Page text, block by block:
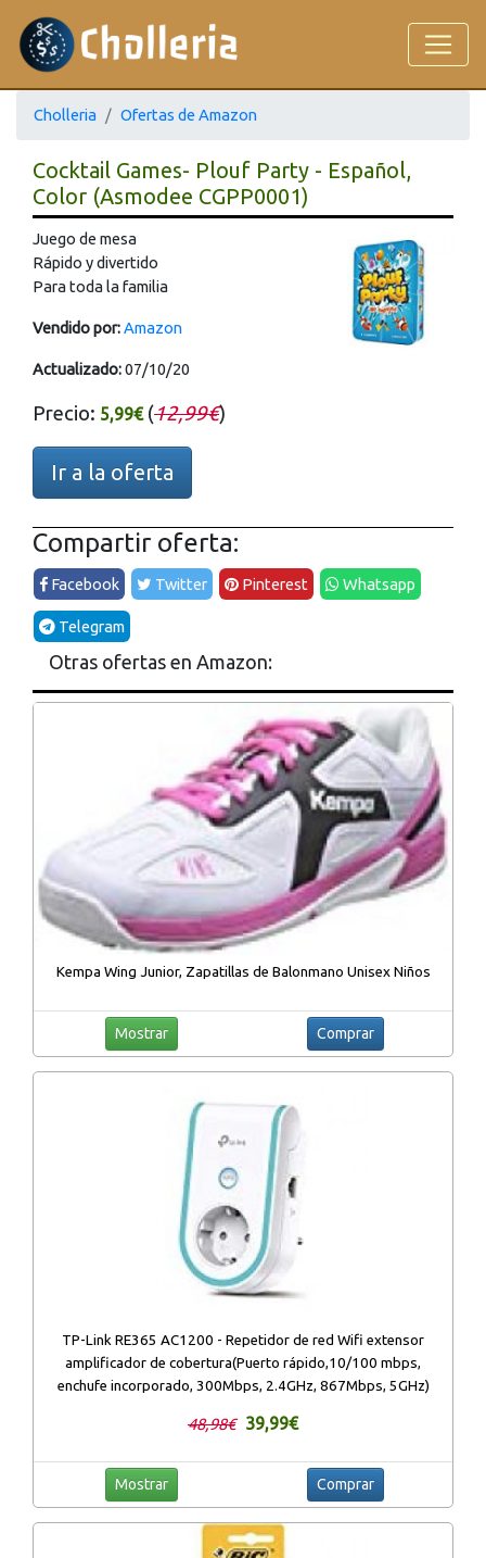
Cholleria Ofertas de Amazon
Cocktail Games- Plouf Party - Español,
Color (Asmodee CGPP0001)
Juego de mesa
Rápido y divertido
Para toda la familia
Vendido por:Amazon
Actualizado:07/10/20
Precio: 5,99€(12,99€)
Ir a la oferta
Compartir oferta:
Facebook Twitter Pinterest Whatsapp
Telegram
Otras ofertas en Amazon:
Kempa Wing Junior, Zapatillas de Balonmano Unisex Niños
Mostrar Comprar
TP-Link RE365 AC1200 - Repetidor de red Wifi extensor
amplificador de cobertura(Puerto rápido,10/100 mbps,
enchufe incorporado, 300Mbps, 2.4GHz, 867Mbps, 5GHz)
48,98€ 39,99€
Mostrar Comprar